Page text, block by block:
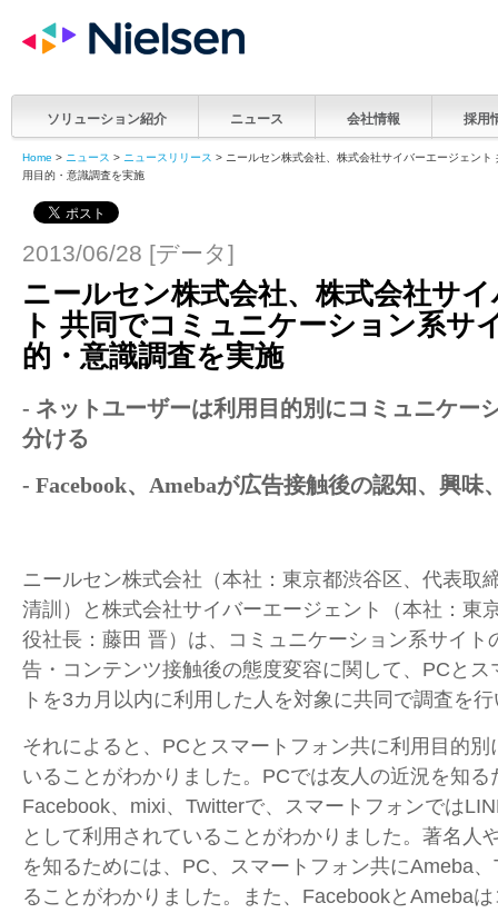
ソリューション紹介 ニュース 会社情報 採用
Home > ニュース > ニュースリリース > ニールセン株式会社、株式会社サイバーエージェン
用目的・意識調査を実施
2013/06/28 [データ]
ニールセン株式会社、株式会社サ
ト 共同でコミュニケーション系サ
的・意識調査を実施
- ネットユーザーは利用目的別にコミュニケー
分ける
- Facebook、 Amebaが広告接触後の認知、興味
ニールセン株式会社（本社：東京都渋谷区、代表取
清訓）と株式会社サイバーエージェント（本社：東
役社長：藤田 晋）は、コミュニケーション系サイト
告・コンテンツ接触後の態度変容に関して、PCと
トを3カ月以内に利用した人を対象に共同で調査を
それによると、PCとスマートフォン共に利用目的
いることがわかりました。PCでは友人の近況を知
Facebook、mixi、Twitterで、スマートフォンでは
として利用されていることがわかりました。著名人
を知るためには、PC、スマートフォン共にAmeba
ることがわかりました。また、FacebookとAmeba